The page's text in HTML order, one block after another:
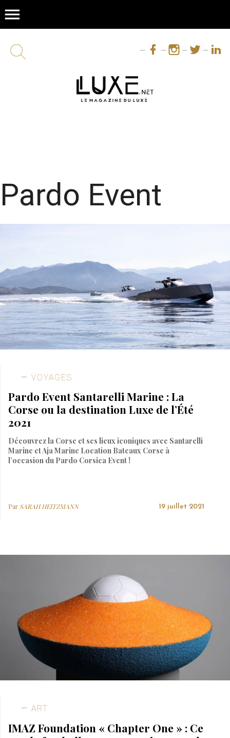
menu
Pardo Event
VOYAGES
Pardo Event Santarelli Marine : La
Corse ou la destination Luxe de l’Été
2021
Découvrez la Corse et ses lieux iconiques avec Santarelli
Marine et Aja Marine Location Bateaux Corse à
l’occasion du Pardo Corsica Event !
Par SARAH HEITZMANN 19 juillet 2021
ART
IMAZ Foundation « Chapter One » : Ce